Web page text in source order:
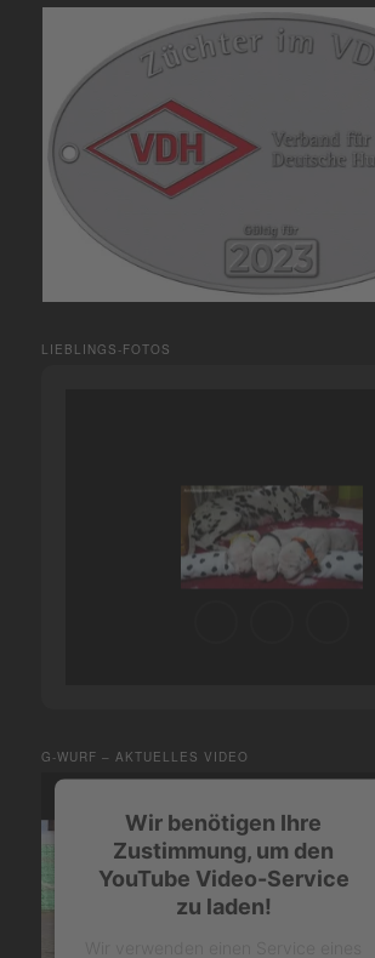
LIEBLINGS-FOTOS
G-WURF – AKTUELLES VIDEO
Wir benötigen Ihre
Zustimmung, um den
YouTube Video-Service
zu laden!